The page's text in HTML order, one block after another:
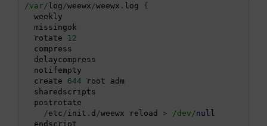
/var/ log /weewx /weewx . log {
  weekly
  missingok
  rotate
12
  compress
  delaycompress
  notifempty
  create
644 root adm
  sharedscripts
  postrotate
/etc /init . d /weewx reload > /dev/null